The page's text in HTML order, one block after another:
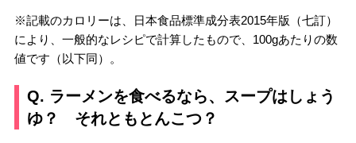
※記載のカロリーは、日本食品標準成分表2015年版（七訂）
により、一般的なレシピで計算したもので、100gあたりの数
値です（以下同）。
Q. ラーメンを食べるなら、スープはしょう
ゆ？ それともとんこつ？